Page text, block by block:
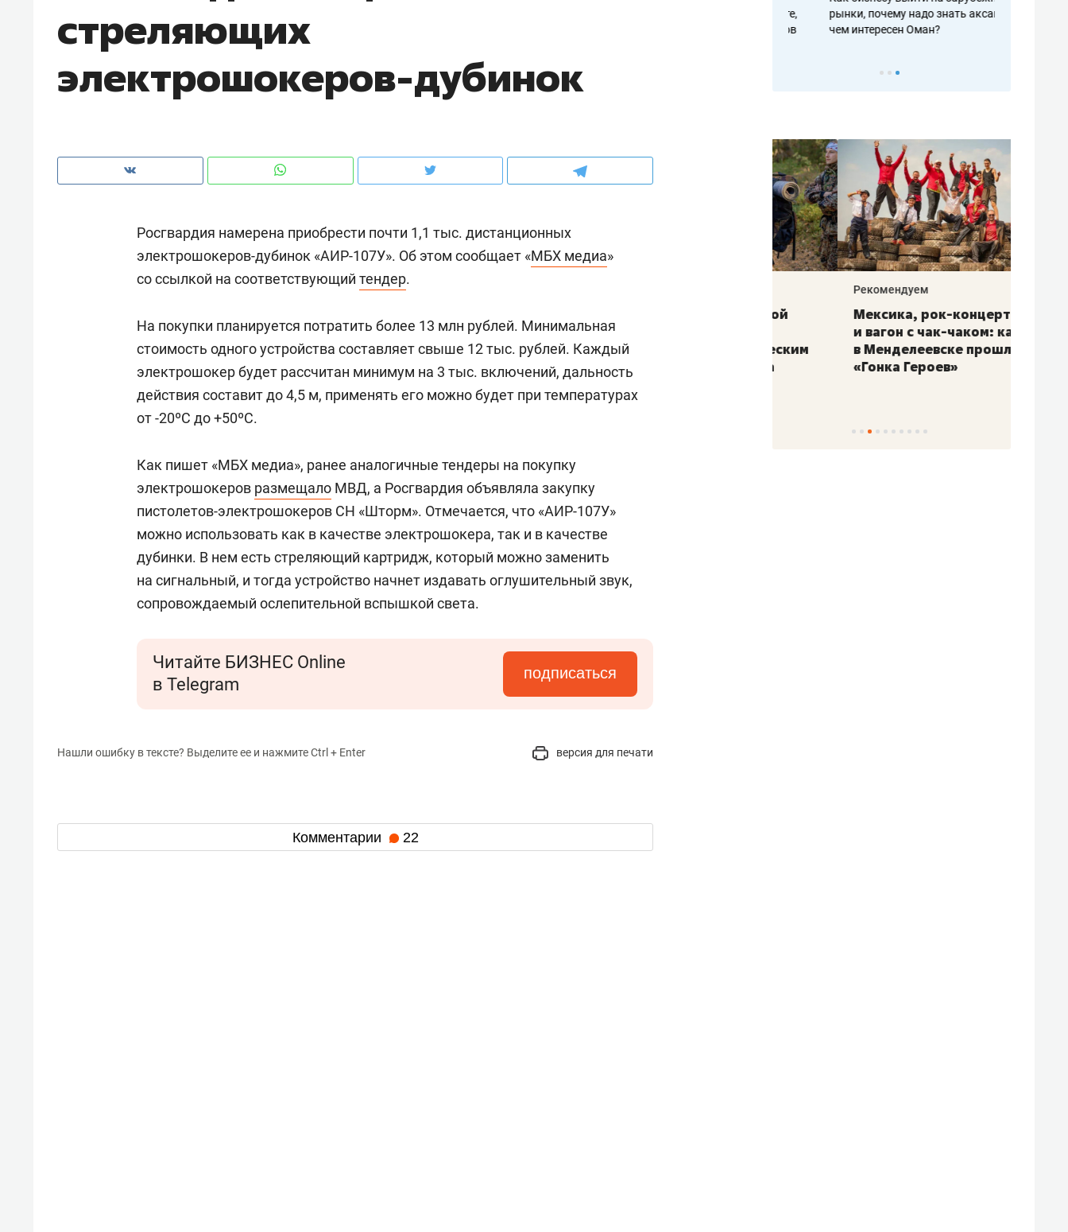
стреляющих
электрошокеров-дубинок
Росгвардия намерена приобрести почти 1,1 тыс. дистанционных
электрошокеров-дубинок «АИР-107У». Об этом сообщает «МБХ медиа»
со ссылкой на соответствующий тендер.
На покупки планируется потратить более 13 млн рублей. Минимальная
стоимость одного устройства составляет свыше 12 тыс. рублей. Каждый
электрошокер будет рассчитан минимум на 3 тыс. включений, дальность
действия составит до 4,5 м, применять его можно будет при температурах
от -20ºС до +50ºС.
Как пишет «МБХ медиа», ранее аналогичные тендеры на покупку
электрошокеров размещало МВД, а Росгвардия объявляла закупку
пистолетов-электрошокеров СН «Шторм». Отмечается, что «АИР-107У»
можно использовать как в качестве электрошокера, так и в качестве
дубинки. В нем есть стреляющий картридж, который можно заменить
на сигнальный, и тогда устройство начнет издавать оглушительный звук,
сопровождаемый ослепительной вспышкой света.
Читайте БИЗНЕС Online
в Telegram
подписаться
Нашли ошибку в тексте? Выделите ее и нажмите Ctrl + Enter версия для печати
Комментарии 22
чем интересен Оман?
рынки, почему надо знать аксакалов и
чем интересен Оман?
создают оазис жилого
комфорта под Казанью
Рекомендуем
ID вместо ключа: какой будет
безопасность в ЖК «Нова»
природе, работа
с ментальным и физическим
состоянием как основа
антихрупких команд
Рекомендуем
Мексика, рок-концерт
и вагон с чак-чаком: как
в Менделеевске прошла
«Гонка Героев»